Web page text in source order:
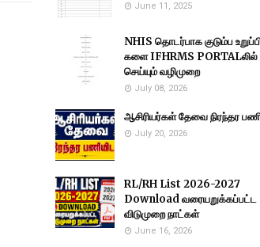
June 11, 2025
NHIS தொடர்பாக குடும்ப
களை IFHRMS PORTALலில்
செய்யும் வழிமுறை
July 08, 2026
ஆசிரியர்கள் தேவை நிரந்தர
July 20, 2026
RL/RH List 2026-2027
Download வரையறுக்கப்பட்ட
விடுமுறை நாட்கள்
June 16, 2026